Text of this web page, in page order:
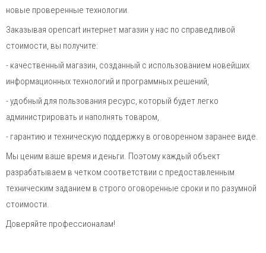
новые проверенные технологии.
Заказывая opencart интернет магазин у нас по справедливой
стоимости, вы получите:
- качественный магазин, созданный с использованием новейших
информационных технологий и программных решений,
- удобный для пользования ресурс, который будет легко
администрировать и наполнять товаром,
- гарантию и техническую поддержку в оговоренном заранее виде.
Мы ценим ваше время и деньги. Поэтому каждый объект
разрабатываем в четком соответствии с предоставленным
техническим заданием в строго оговоренные сроки и по разумной
стоимости.
Доверяйте профессионалам!